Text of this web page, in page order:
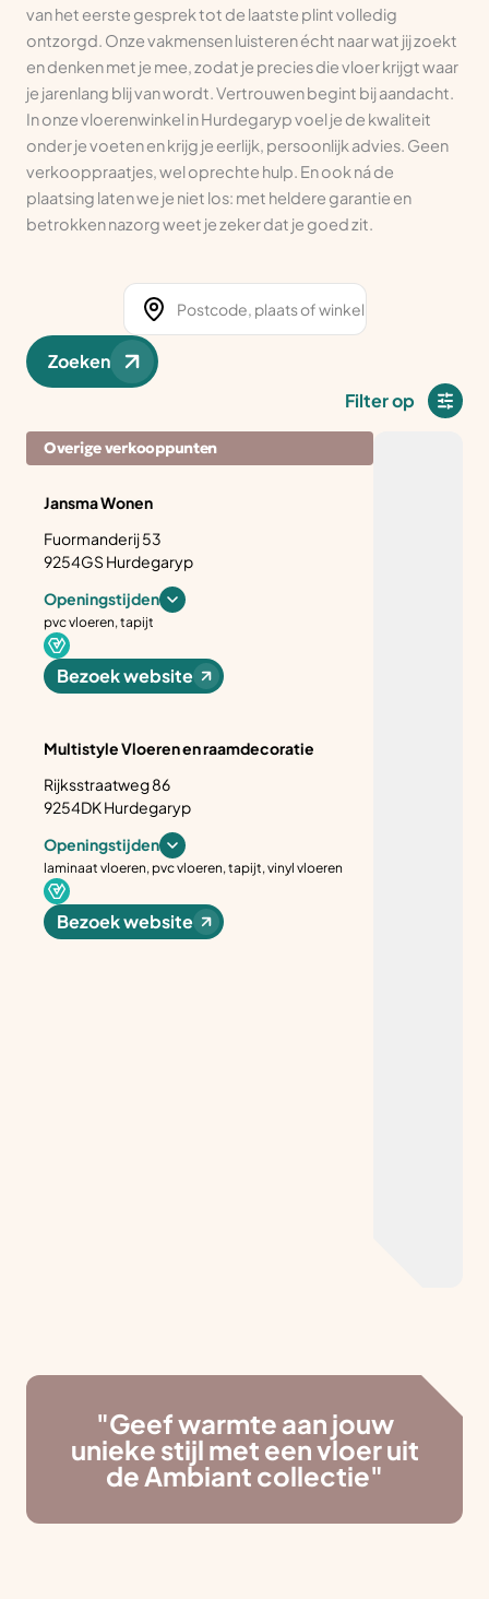
van het eerste gesprek tot de laatste plint volledig
ontzorgd. Onze vakmensen luisteren écht naar wat jij zoekt
en denken met je mee, zodat je precies die vloer krijgt waar
je jarenlang blij van wordt. Vertrouwen begint bij aandacht.
In onze vloerenwinkel in Hurdegaryp voel je de kwaliteit
onder je voeten en krijg je eerlijk, persoonlijk advies. Geen
verkooppraatjes, wel oprechte hulp. En ook ná de
plaatsing laten we je niet los: met heldere garantie en
betrokken nazorg weet je zeker dat je goed zit.
Zoeken
Filter op
Overige verkooppunten
Jansma Wonen
Fuormanderij 53
9254GS Hurdegaryp
Openingstijden
pvc vloeren, tapijt
Bezoek website
Multistyle Vloeren en raamdecoratie
Rijksstraatweg 86
9254DK Hurdegaryp
Openingstijden
laminaat vloeren, pvc vloeren, tapijt, vinyl vloeren
Bezoek website
"Geef warmte aan jouw
unieke stijl met een vloer uit
de Ambiant collectie"